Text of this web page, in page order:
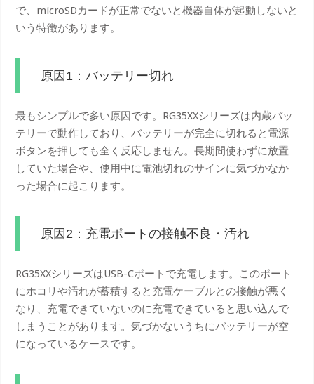
で、microSDカードが正常でないと機器自体が起動しないと
いう特徴があります。
原因1：バッテリー切れ
最もシンプルで多い原因です。RG35XXシリーズは内蔵バッ
テリーで動作しており、バッテリーが完全に切れると電源
ボタンを押しても全く反応しません。長期間使わずに放置
していた場合や、使用中に電池切れのサインに気づかなか
った場合に起こります。
原因2：充電ポートの接触不良・汚れ
RG35XXシリーズはUSB-Cポートで充電します。このポート
にホコリや汚れが蓄積すると充電ケーブルとの接触が悪く
なり、充電できていないのに充電できていると思い込んで
しまうことがあります。気づかないうちにバッテリーが空
になっているケースです。